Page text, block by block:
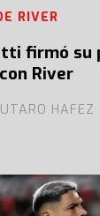
firmó su
River
HAFEZ
RIVER